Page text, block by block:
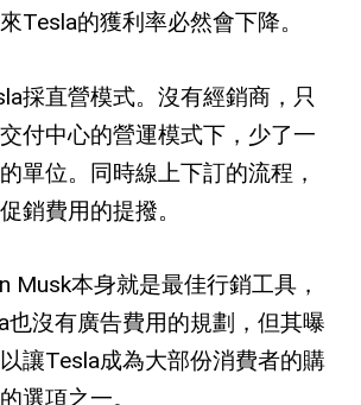
Tesla的獲利率必然會下降。
採直營模式。沒有經銷商，只
付中心的營運模式下，少了一
單位。同時線上下訂的流程，
銷費用的提撥。
本身就是最佳行銷工具，
也沒有廣告費用的規劃，但其曝
讓Tesla成為大部份消費者的購
選項之一。